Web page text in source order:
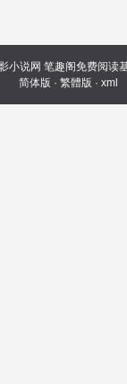
小说网 笔趣阁免费阅读
简体版 · 繁體版 · xml